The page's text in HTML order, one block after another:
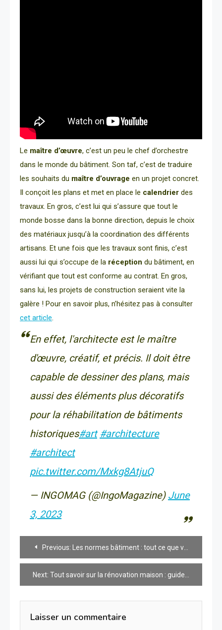
Le maître d’œuvre, c’est un peu le chef d’orchestre
dans le monde du bâtiment. Son taf, c’est de traduire
les souhaits du maître d’ouvrage en un projet concret.
Il conçoit les plans et met en place le calendrier des
travaux. En gros, c’est lui qui s’assure que tout le
monde bosse dans la bonne direction, depuis le choix
des matériaux jusqu’à la coordination des différents
artisans. Et une fois que les travaux sont finis, c’est
aussi lui qui s’occupe de la réception du bâtiment, en
vérifiant que tout est conforme au contrat. En gros,
sans lui, les projets de construction seraient vite la
galère ! Pour en savoir plus, n’hésitez pas à consulter
cet article.
En effet, l'architecte est le maître
d'œuvre, créatif, et précis. Il doit être
capable de dessiner des plans, mais
aussi des éléments plus décoratifs
pour la réhabilitation de bâtiments
historiques#art #architecture
#architect
pic.twitter.com/Mxkg8AtjuQ
— INGOMAG (@IngoMagazine) June
3, 2023
Navigation
de
l’article
Previous: Les normes bâtiment : tout ce que vous devez savoir
Next: Tout savoir sur la rénovation maison : guides et conseils pratiques
Laisser un commentaire